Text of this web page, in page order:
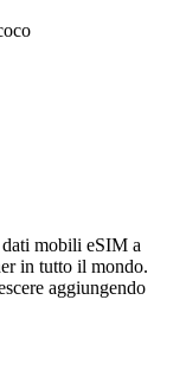
mobili eSIM a
in tutto il mondo.
aggiungendo